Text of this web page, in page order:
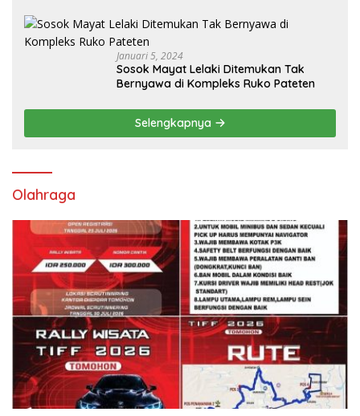
Januari 5, 2024
Sosok Mayat Lelaki Ditemukan Tak
Bernyawa di Kompleks Ruko Pateten
Selengkapnya
Olahraga